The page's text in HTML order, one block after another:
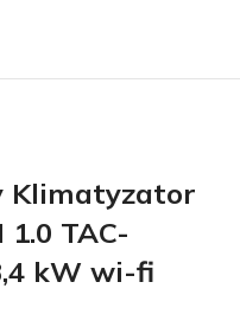
Klimatyzator
1.0 TAC-
kW wi-fi